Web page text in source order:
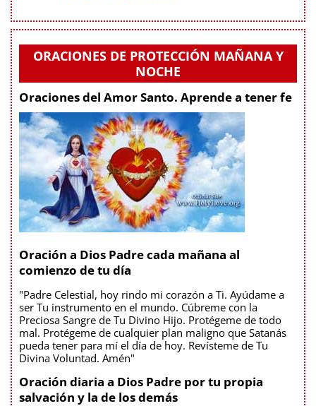
ORACIONES DE PROTECCIÓN MAÑANA Y
NOCHE
Oraciones del Amor Santo. Aprende a tener fe
Oración a Dios Padre cada mañana al
comienzo de tu día
"Padre Celestial, hoy rindo mi corazón a Ti. Ayúdame a
ser Tu instrumento en el mundo. Cúbreme con la
Preciosa Sangre de Tu Divino Hijo. Protégeme de todo
mal. Protégeme de cualquier plan maligno que Satanás
pueda tener para mí el día de hoy. Revísteme de Tu
Divina Voluntad. Amén"
Oración diaria a Dios Padre por tu propia
salvación y la de los demás